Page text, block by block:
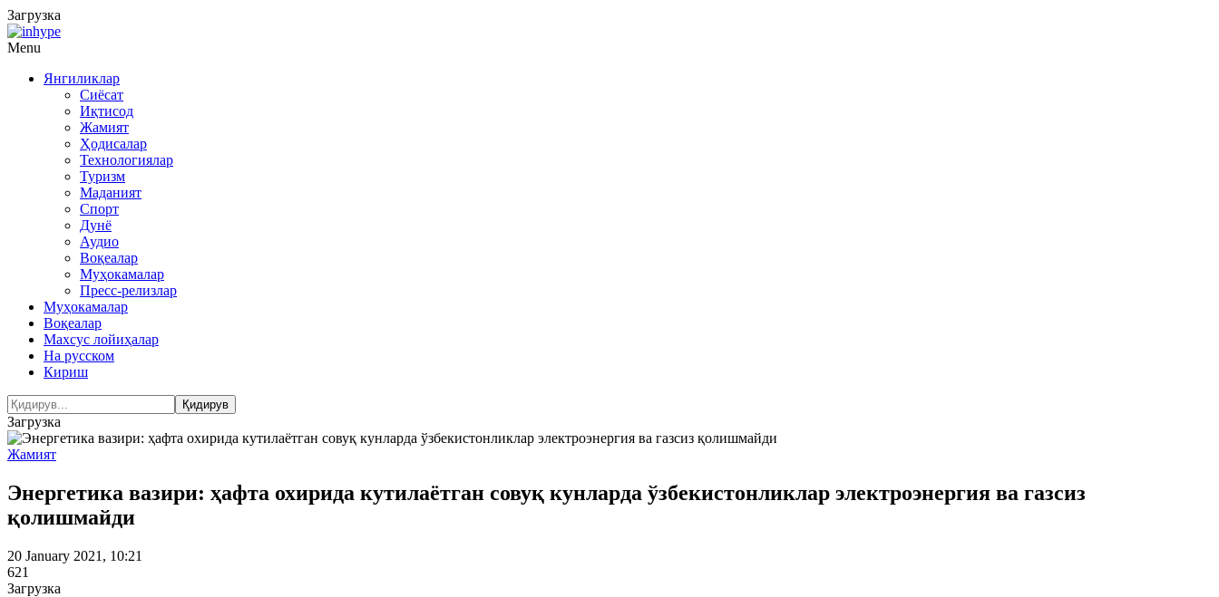
Загрузка
Menu
Янгиликлар
Сиёсат
Иқтисод
Жамият
Ҳодисалар
Технологиялар
Туризм
Маданият
Спорт
Дунё
Аудио
Воқеалар
Муҳокамалар
Пресс-релизлар
Муҳокамалар
Воқеалар
Махсус лойиҳалар
На русском
Кириш
Загрузка
Жамият
Энергетика вазири: ҳафта охирида кутилаётган совуқ кунларда ўзбекистонликлар электроэнергия ва газсиз
қолишмайди
20 January 2021, 10:21
621
Загрузка